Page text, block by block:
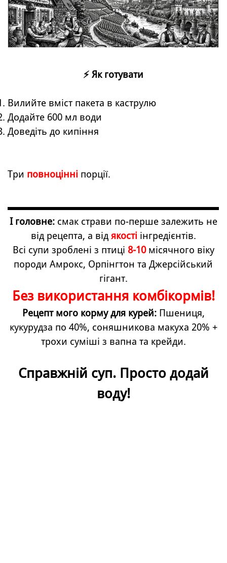
⚡ Як готувати
Вилийте вміст пакета в каструлю
Додайте 600 мл води
Доведіть до кипіння
Три повноцінні порції.
І головне: смак страви по-перше залежить не
від рецепта, а від якості інгредієнтів.
Всі супи зроблені з птиці 8-10 місячного віку
породи Амрокс, Орпінгтон та Джерсійський
гігант.
Без використання комбікормів!
Рецепт мого корму для курей: Пшениця,
кукурудза по 40%, соняшникова макуха 20% +
трохи суміші з вапна та крейди.
Справжній суп. Просто додай
воду!